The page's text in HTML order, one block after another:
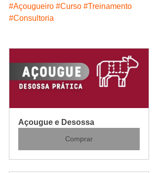
#Açougueiro #Curso #Treinamento
#Consultoria
Açougue e Desossa
Comprar